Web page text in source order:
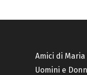
Amici di Maria
Uomini e